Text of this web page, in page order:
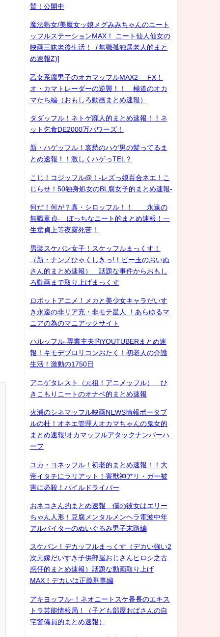
賛！公開中
魔法熟女/美魔女ッ娘メグみみちゃんのニート
ッフルステーションMAX！ ニート仙人仙女の
映画三昧老後生活！（無職孤独居老人的まと
め速報Z)]
乙女系腐男子のオカマッフルMAX2- FX！
オ・カマトレーダーの逆襲！！ 極道のオカ
マたち編（おもしろ動画まとめ速報）
タダッフル！ネトゲ廃人的まとめ速報！！ネ
ット乞食DE2000万パワーズ！
新・ハゲッフル！哀愁のハゲ男の髪ってるま
とめ速報！！激しくハゲっTEL？
こじ！コジッフル@！-レズっ娘百合ネエ！こ
じらせ！50独身処女のBL腐女子的まとめ速報-
何だ！何が？真・シロッフル！！ 永遠の
無職童貞- ぼっちなニート的まとめ速報！一
生童貞上等夜露死苦！
男装スケバン女子！スケッフルまっくす！
（新・ナンノひゃくしきっ!！ビー玉のおいぬ
さん的まとめ速報） 話題な事件からおもし
ろ動画まで取り上げまっくす
ロボットアニメ！メカと美少女キャラだいす
き永遠の非リア充・非モテ星人 ！あらゆるマ
ニアの為のマニアックサイト
ハルッフル-専業主夫的YOUTUBERまとめ速
報！キモデブロリコンおたく！初老人の介護
生活！激動の1750日
アニゲタレスト（元祖！アニメッフル） ひ
きこもりニートのオナベ的まとめ速報
火浦のシネマッフル映画NEWS情報ポータブ
ルの杜！オネエ管理人オカマちゃんの鬼女的
まとめ速報!オカマッフルアタックナンバーハ
ーフ
ユカ・ヨネッフル！初老的まとめ速報！！大
帝イタチにラリアット！害獣神アリ・ガー被
害に必殺！パイルドライバー
おネコさん的まとめ速報 僕の彼女はエリー
ちゃん人形！豆腐メンタルメンヘラ電波中年
アルバイターのぬいぐるみ男子末路編
スケバン！デカッフルまっくす（デカい強い2
次元嫁だいすき子供部屋おじさんヒロシ之古
惑仔的まとめ速報）話題な動画取り上げ
MAX！デカいは正義刑事編
アキヨッフル-！ネオニートスケ番長のエキス
トラ芸能情報局！（子ども部屋おばさんの自
宅警備員的まとめ速報）